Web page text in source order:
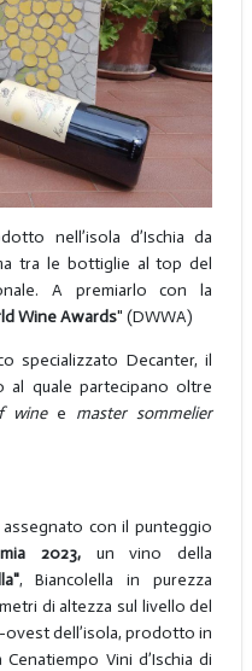
nell’isola d’Ischia da
tra le bottiglie al top del
A premiarlo con la
Wine Awards" (DWWA)
specializzato Decanter, il
al quale partecipano oltre
winee master sommelier
con il punteggio
2023, un vino della
, Biancolella in purezza
di altezza sul livello del
ovest dell’isola, prodotto in
Vini d’Ischia di